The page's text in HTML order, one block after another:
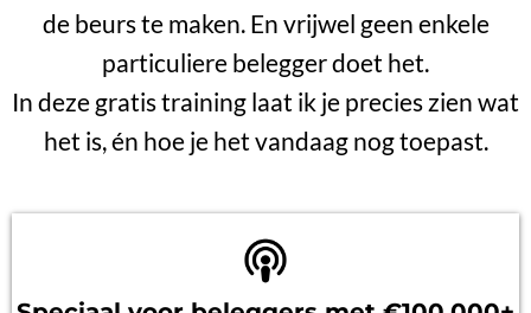
de beurs te maken. En vrijwel geen enkele
particuliere belegger doet het.
In deze gratis training laat ik je precies zien wat
het is, én hoe je het vandaag nog toepast.